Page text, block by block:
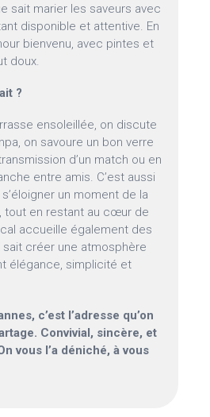
sait marier les saveurs avec
disponible et attentive. En
bienvenu, avec pintes et
doux.
?
ensoleillée, on discute
on savoure un bon verre
d’un match ou en
entre amis. C’est aussi
un moment de la
tout en restant au cœur de
accueille également des
créer une atmosphère
élégance, simplicité et
c’est l’adresse qu’on
Convivial, sincère, et
vous l’a déniché, à vous